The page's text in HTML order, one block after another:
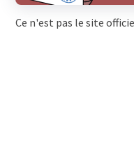
Ce n'est pas le site